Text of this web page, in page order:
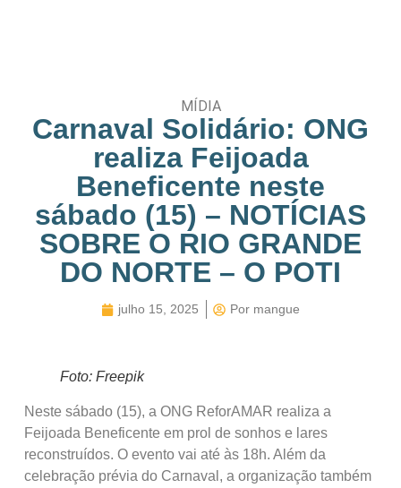
MÍDIA
Carnaval Solidário: ONG
realiza Feijoada
Beneficente neste
sábado (15) – NOTÍCIAS
SOBRE O RIO GRANDE
DO NORTE – O POTI
julho 15, 2025 Por mangue
Foto: Freepik
Neste sábado (15), a ONG ReforAMAR realiza a
Feijoada Beneficente em prol de sonhos e lares
reconstruídos. O evento vai até às 18h. Além da
celebração prévia do Carnaval, a organização também